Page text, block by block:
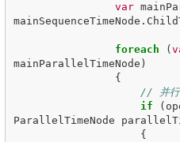
var
mainSequenceTimeNode .
foreach (
mainParallelTimeNode )
{
// 并行
if
(
ParallelTimeNode
{